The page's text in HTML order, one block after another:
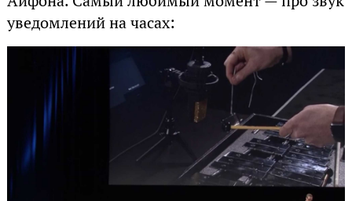
уведомлений на часах: